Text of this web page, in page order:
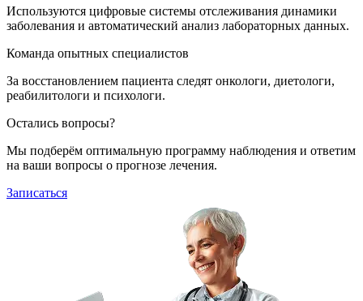
Используются цифровые системы отслеживания динамики
заболевания и автоматический анализ лабораторных данных.
Команда опытных специалистов
За восстановлением пациента следят онкологи, диетологи,
реабилитологи и психологи.
Остались вопросы?
Мы подберём оптимальную программу наблюдения и ответим
на ваши вопросы о прогнозе лечения.
Записаться